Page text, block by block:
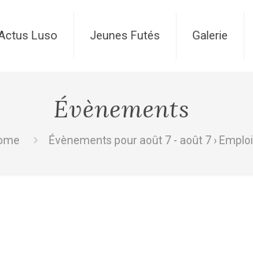
Luso Jeunes Futés Galerie
Évènements
Évènements pour août 7 - août 7 › Emploi